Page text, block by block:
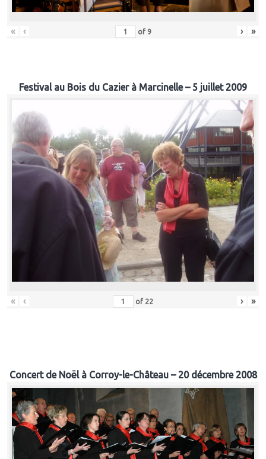
« ‹ of 9 › »
Festival au Bois du Cazier à Marcinelle – 5 juillet 2009
« ‹ of 22 › »
Concert de Noël à Corroy-le-Château – 20 décembre 2008